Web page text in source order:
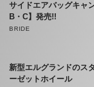
サイドエアバッグキャ
B・C】発売!!
BRIDE
新型エルグランドのス
ーゼットホイール